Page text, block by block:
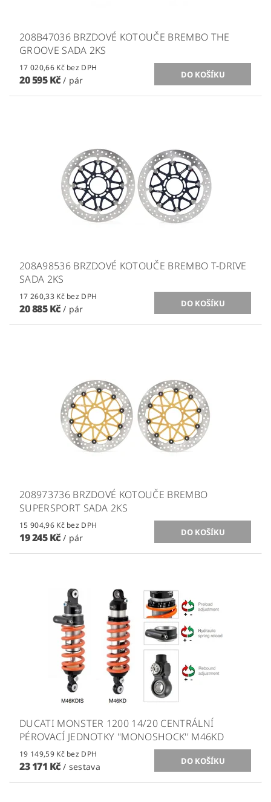
208B47036 BRZDOVÉ KOTOUČE BREMBO THE
GROOVE SADA 2KS
17 020,66 Kč bez DPH
20 595 Kč/ pár
208A98536 BRZDOVÉ KOTOUČE BREMBO T-DRIVE
SADA 2KS
17 260,33 Kč bez DPH
20 885 Kč/ pár
208973736 BRZDOVÉ KOTOUČE BREMBO
SUPERSPORT SADA 2KS
15 904,96 Kč bez DPH
19 245 Kč/ pár
DUCATI MONSTER 1200 14/20 CENTRÁLNÍ
PÉROVACÍ JEDNOTKY ''MONOSHOCK'' M46KD
19 149,59 Kč bez DPH
23 171 Kč/ sestava